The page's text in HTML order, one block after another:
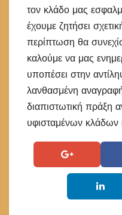
τον κλάδο μας
έχουμε ζητήσει
περίπτωση θα
καλούμε να μας
υποπέσει στην
λανθασμένη
διαπιστωτική πράξη
υφισταμένων κλάδων